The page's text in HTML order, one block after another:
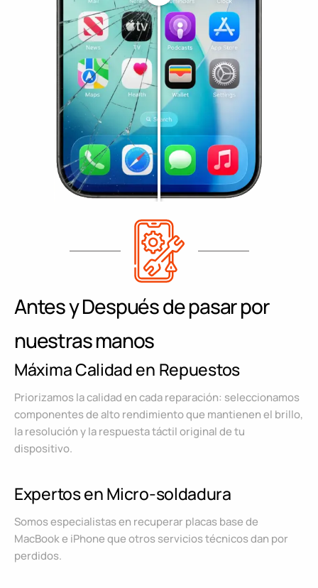
Antes y Después de pasar por
nuestras manos
Máxima Calidad en Repuestos
Priorizamos la calidad en cada reparación: seleccionamos
componentes de alto rendimiento que mantienen el brillo,
la resolución y la respuesta táctil original de tu
dispositivo.
Expertos en Micro-soldadura
Somos especialistas en recuperar placas base de
MacBook e iPhone que otros servicios técnicos dan por
perdidos.